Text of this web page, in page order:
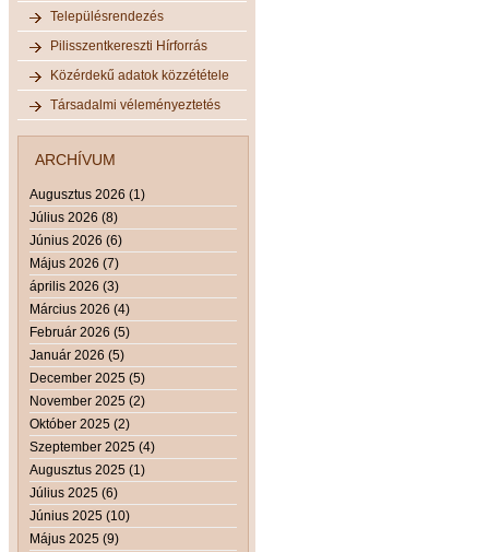
Településrendezés
Pilisszentkereszti Hírforrás
Közérdekű adatok közzététele
Társadalmi véleményeztetés
ARCHÍVUM
Augusztus 2026 (1)
Július 2026 (8)
Június 2026 (6)
Május 2026 (7)
április 2026 (3)
Március 2026 (4)
Február 2026 (5)
Január 2026 (5)
December 2025 (5)
November 2025 (2)
Október 2025 (2)
Szeptember 2025 (4)
Augusztus 2025 (1)
Július 2025 (6)
Június 2025 (10)
Május 2025 (9)